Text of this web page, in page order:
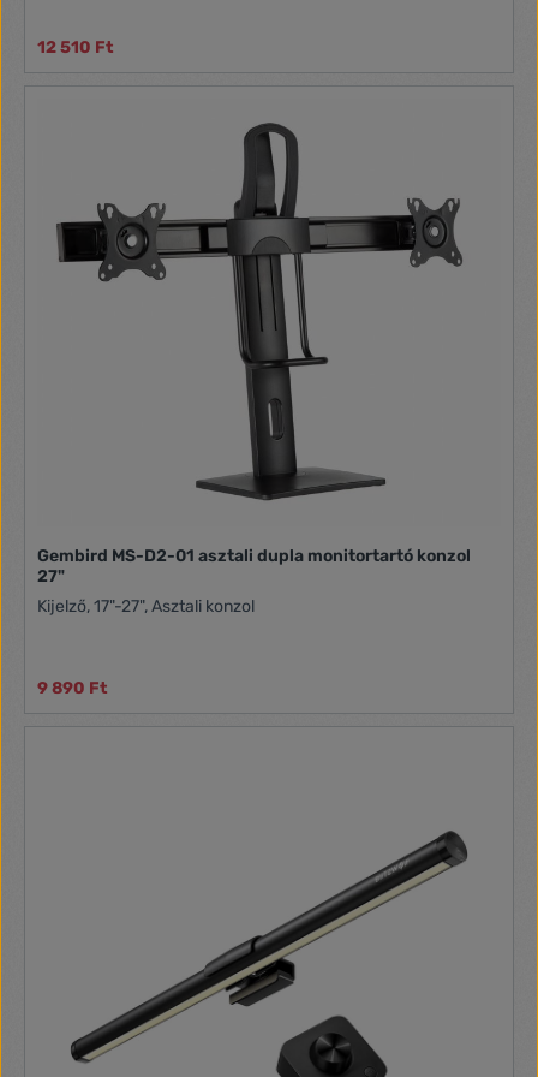
12 510 Ft
Gembird MS-D2-01 asztali dupla monitortartó konzol
27"
Kijelző, 17"-27", Asztali konzol
9 890 Ft